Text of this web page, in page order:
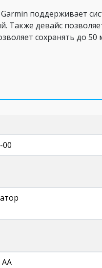
поддерживает
Также девайс
сохранять до
00